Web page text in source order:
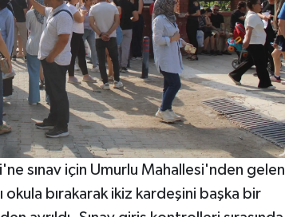
sınav için Umurlu Mahallesi'nden gelen
bırakarak ikiz kardeşini başka bir